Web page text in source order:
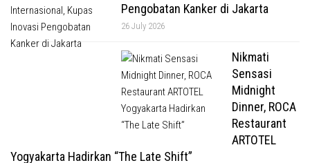
Pengobatan Kanker di Jakarta
26 July 2026
Nikmati
Sensasi
Midnight
Dinner, ROCA
Restaurant
ARTOTEL
Yogyakarta Hadirkan “The Late Shift”